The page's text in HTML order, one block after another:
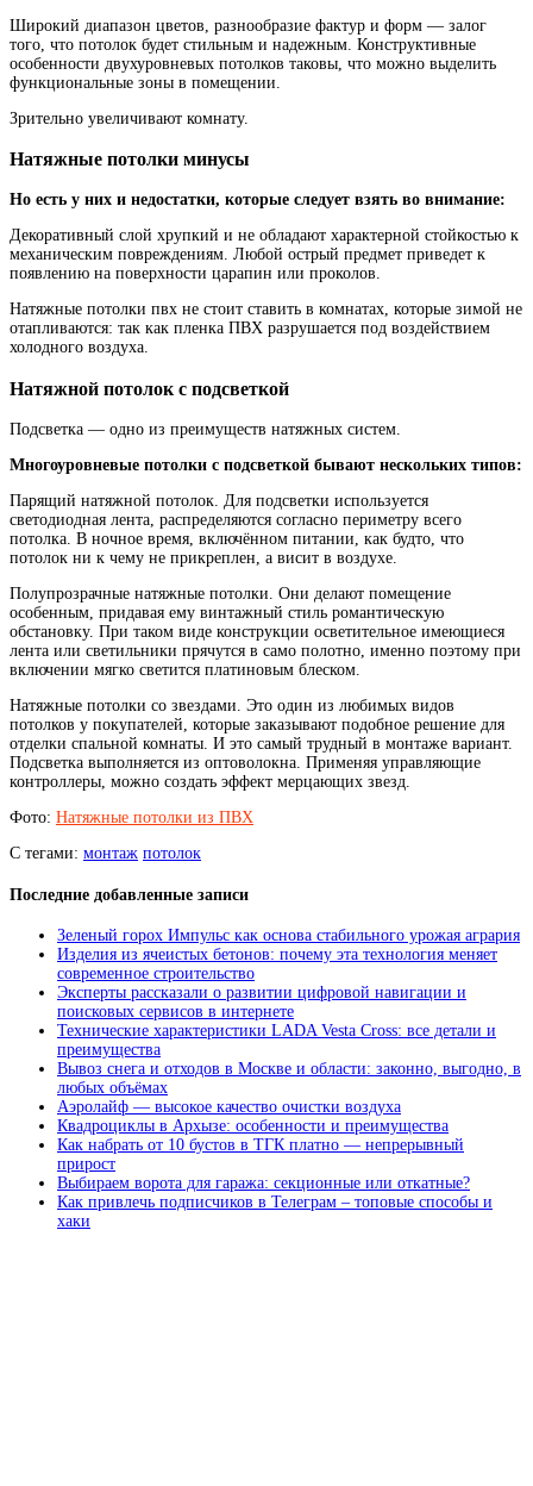
Широкий диапазон цветов, разнообразие фактур и форм — залог
того, что потолок будет стильным и надежным. Конструктивные
особенности двухуровневых потолков таковы, что можно выделить
функциональные зоны в помещении.
Зрительно увеличивают комнату.
Натяжные потолки минусы
Но есть у них и недостатки, которые следует взять во внимание:
Декоративный слой хрупкий и не обладают характерной стойкостью к
механическим повреждениям. Любой острый предмет приведет к
появлению на поверхности царапин или проколов.
Натяжные потолки пвх не стоит ставить в комнатах, которые зимой не
отапливаются: так как пленка ПВХ разрушается под воздействием
холодного воздуха.
Натяжной потолок с подсветкой
Подсветка — одно из преимуществ натяжных систем.
Многоуровневые потолки с подсветкой бывают нескольких типов:
Парящий натяжной потолок. Для подсветки используется
светодиодная лента, распределяются согласно периметру всего
потолка. В ночное время, включённом питании, как будто, что
потолок ни к чему не прикреплен, а висит в воздухе.
Полупрозрачные натяжные потолки. Они делают помещение
особенным, придавая ему винтажный стиль романтическую
обстановку. При таком виде конструкции осветительное имеющиеся
лента или светильники прячутся в само полотно, именно поэтому при
включении мягко светится платиновым блеском.
Натяжные потолки со звездами. Это один из любимых видов
потолков у покупателей, которые заказывают подобное решение для
отделки спальной комнаты. И это самый трудный в монтаже вариант.
Подсветка выполняется из оптоволокна. Применяя управляющие
контроллеры, можно создать эффект мерцающих звезд.
Фото: Натяжные потолки из ПВХ
С тегами: монтаж потолок
Последние добавленные записи
Зеленый горох Импульс как основа стабильного урожая агрария
Изделия из ячеистых бетонов: почему эта технология меняет
современное строительство
Эксперты рассказали о развитии цифровой навигации и
поисковых сервисов в интернете
Технические характеристики LADA Vesta Cross: все детали и
преимущества
Вывоз снега и отходов в Москве и области: законно, выгодно, в
любых объёмах
Аэролайф — высокое качество очистки воздуха
Квадроциклы в Архызе: особенности и преимущества
Как набрать от 10 бустов в ТГК платно — непрерывный
прирост
Выбираем ворота для гаража: секционные или откатные?
Как привлечь подписчиков в Телеграм – топовые способы и
хаки